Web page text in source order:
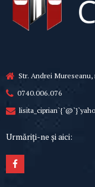
Str. Andrei Mureseanu,
0740.006.076
Urmăriți-ne și aici: